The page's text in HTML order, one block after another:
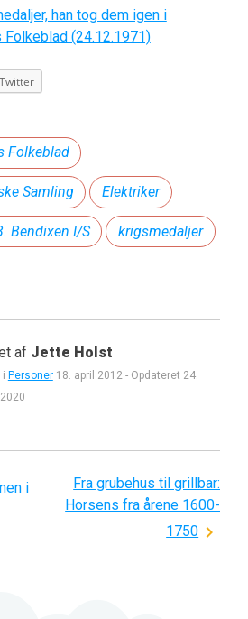
han tog dem igen i
(24.12.1971)
Twitter
Folkeblad
Samling Elektriker
Bendixen I/S krigsmedaljer
af Jette Holst
i Personer 18. april 2012- Opdateret 24.
i
Fra grubehus til grillbar:
Horsens fra årene 1600-
1750